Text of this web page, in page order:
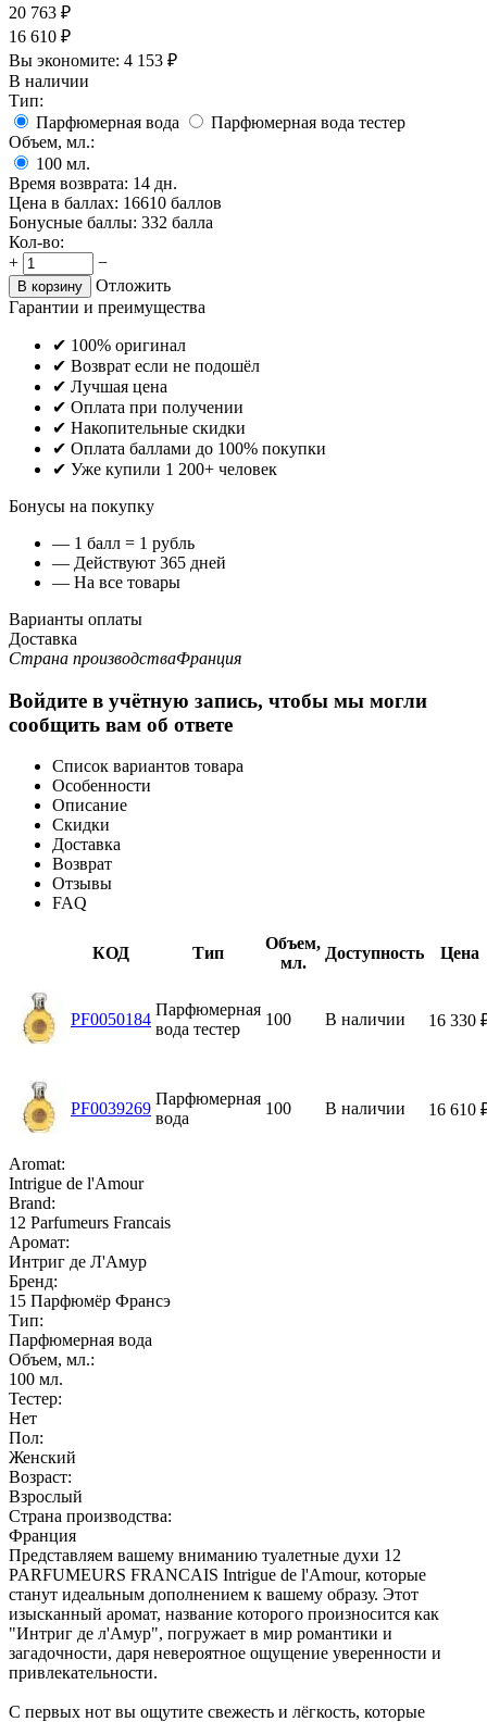
20 763 ₽
16 610 ₽
Вы экономите: 4 153 ₽
В наличии
Тип:
Парфюмерная вода
Парфюмерная вода тестер
Объем, мл.:
100 мл.
Время возврата: 14 дн.
Цена в баллах: 16610 баллов
Бонусные баллы: 332 балла
Кол-во:
+
−
В корзину
Отложить
Гарантии и преимущества
✔ 100% оригинал
✔ Возврат если не подошёл
✔ Лучшая цена
✔ Оплата при получении
✔ Накопительные скидки
✔ Оплата баллами до 100% покупки
✔ Уже купили 1 200+ человек
Бонусы на покупку
— 1 балл = 1 рубль
— Действуют 365 дней
— На все товары
Варианты оплаты
Доставка
Страна производстваФранция
Войдите в учётную запись, чтобы мы могли
сообщить вам об ответе
Список вариантов товара
Особенности
Описание
Скидки
Доставка
Возврат
Отзывы
FAQ
КОД Тип
Объем,
мл.
Доступность Цена
PF0050184
Парфюмерная
вода тестер
100 В наличии 16 330
PF0039269
Парфюмерная
вода
100 В наличии 16 610
Aromat:
Intrigue de l'Amour
Brand:
12 Parfumeurs Francais
Аромат:
Интриг де Л'Амур
Бренд:
15 Парфюмёр Франсэ
Тип:
Парфюмерная вода
Объем, мл.:
100 мл.
Тестер:
Нет
Пол:
Женский
Возраст:
Взрослый
Страна производства:
Франция
Представляем вашему вниманию туалетные духи 12
PARFUMEURS FRANCAIS Intrigue de l'Amour, которые
станут идеальным дополнением к вашему образу. Этот
изысканный аромат, название которого произносится как
"Интриг де л'Амур", погружает в мир романтики и
загадочности, даря невероятное ощущение уверенности и
привлекательности.
С первых нот вы ощутите свежесть и лёгкость, которые